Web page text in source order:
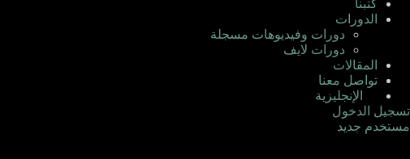
كتبنا
الدورات
دورات وفيديوهات مسجلة
دورات لايف
المقالات
تواصل معنا
الإنجليزية
تسجيل الدخول
مستخدم جديد